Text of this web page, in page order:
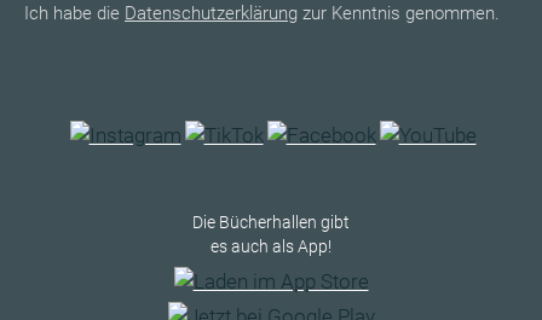
Ich habe die Datenschutzerklärung zur Kenntnis genommen.
Die Bücherhallen gibt
es auch als App!